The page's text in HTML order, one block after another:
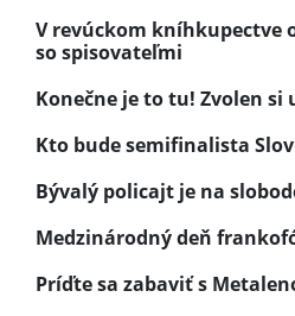
V revúckom kníhkupectve
so spisovateľmi
Konečne je to tu! Zvolen si
Kto bude semifinalista
Bývalý policajt je na
Medzinárodný deň
Príďte sa zabaviť s